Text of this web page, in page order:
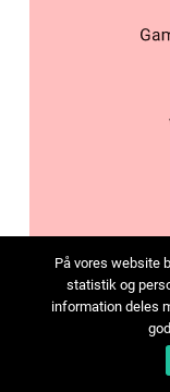
På vores website
statistik og
information deles